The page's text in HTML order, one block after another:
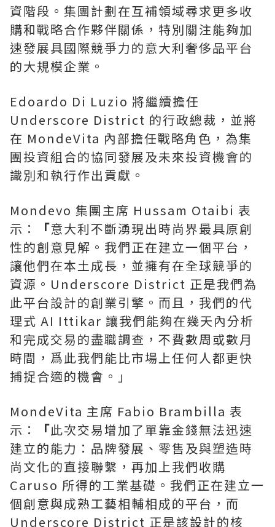
資階段。集團計劃在互補領域尋求更多收
購和戰略合作夥伴關係，特別關注能夠加
速發展具國際競爭力的意大利奢侈品平台
的大規模企業。
Edoardo Di Luzio 將繼續擔任
Underscore District 的行政總裁，並將
在 MondeVita 內部擔任戰略角色，為集
團投資組合的協同發展及未來投資機會的
識別和執行作出貢獻。
Mondevo 集團主席 Hussam Otaibi 表
示：
「意大利不斷湧現出時尚界最具原創
性的創意見解。我們正在建立一個平台，
讓他們在本土成長，並擁有在全球競爭的
資源。Underscore District 正是我們為
此平台設計的創業引擎。而且，我們的代
理式 AI Ittikar 讓我們能夠在幾天內分析
和完成交易的盡職調查，不費數周或數月
時間，爲此我們能比市場上任何人都更快
捕捉合適的機會。」
MondeVita 主席 Fabio Brambilla 表
示：
「此次交易增加了單靠金錢無法迅速
建立的能力：品牌發展、零售及與塑造時
尚文化的直接聯繫，再加上我們收購
Caruso 所得的工業基礎。我們正在建立一
個創意與成熟工藝相輔相成的平台，而
Underscore District 正是該設計的核